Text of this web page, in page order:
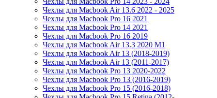
Чехлы для Macbook Air 13.6 2022 - 2025
Чехлы для Macbook Pro 16 2021
Чехлы для Macbook Pro 14 2021
Чехлы для Macbook Pro 16 2019
Чехлы для Macbook Air 13.3 2020 M1
Чехлы для Macbook Air 13 (2018-2019)
Чехлы для Macbook Air 13 (2011-2017)
Чехлы для Macbook Pro 13 2020-2022
Чехлы для Macbook Pro 13 (2016-2019)
Чехлы для Macbook Pro 15 (2016-2018)